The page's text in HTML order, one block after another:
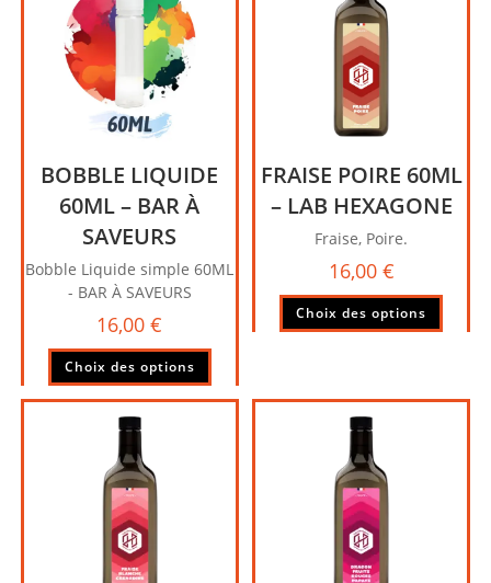
BOBBLE LIQUIDE
60ML – BAR À
SAVEURS
Bobble Liquide simple 60ML
- BAR À SAVEURS
16,00€
Choix des options
produit
a
FRAISE POIRE 60ML
– LAB HEXAGONE
Fraise, Poire.
16,00 €
Choix des options